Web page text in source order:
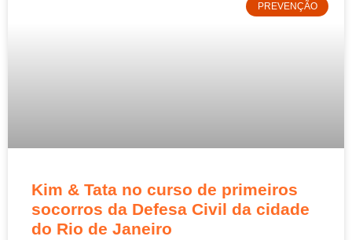
PREVENÇÃO
Kim & Tata no curso de primeiros
socorros da Defesa Civil da cidade
do Rio de Janeiro